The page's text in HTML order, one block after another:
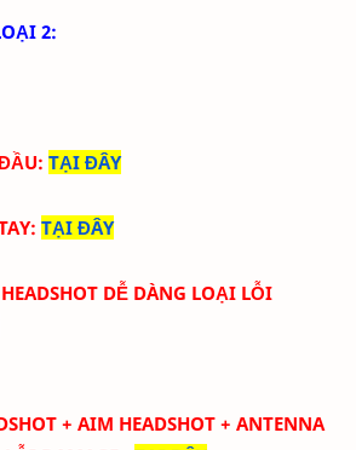
2:
: TẠI ĐÂY
: TẠI ĐÂY
DỄ DÀNG LOẠI LỖI
+ AIM HEADSHOT + ANTENNA